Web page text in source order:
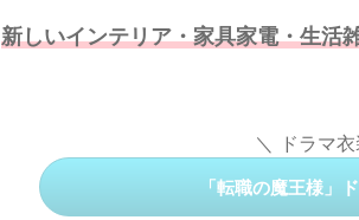
新しいインテリア・家具家電・生活
＼ ドラマ
「転職の魔王様」